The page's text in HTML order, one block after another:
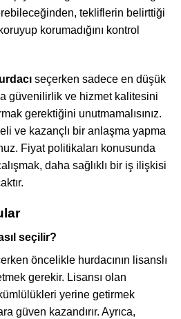
tekliflerin belirttiği
korumadığını kontrol
seçerken sadece en düşük
güvenilirlik ve hizmet kalitesini
gerektiğini unutmamalısınız.
ve kazançlı bir anlaşma yapma
Fiyat politikaları konusunda
daha sağlıklı bir iş ilişkisi
seçilir?
öncelikle hurdacının lisanslı
gerekir. Lisansı olan
yerine getirmek
güven kazandırır. Ayrıca,